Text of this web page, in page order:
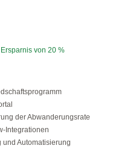
von 20 %
der Abwanderungsrate
Integrationen
und Automatisierung